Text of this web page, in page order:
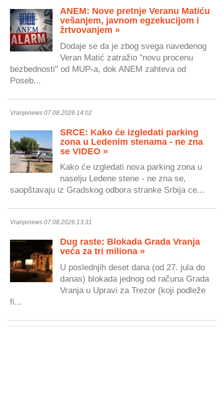
ANEM: Nove pretnje Veranu Matiću
vešanjem, javnom egzekucijom i
žrtvovanjem »
Dodaje se da je zbog svega navedenog
Veran Matić zatražio "novu procenu
bezbednosti" od MUP-a, dok ANEM zahteva od
Poseb...
Vranjenews 07.08.2026 14:02
SRCE: Kako će izgledati parking
zona u Ledenim stenama - ne zna
se VIDEO »
Kako će izgledati nova parking zona u
naselju Ledene stene - ne zna se,
saopštavaju iz Gradskog odbora stranke Srbija ce...
Vranjenews 07.08.2026 13:31
Dug raste: Blokada Grada Vranja
veća za tri miliona »
U poslednjih deset dana (od 27. jula do
danas) blokada jednog od računa Grada
Vranja u Upravi za Trezor (koji podleže
fi...